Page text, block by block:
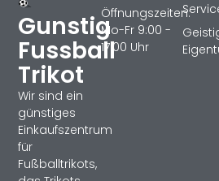
Gunstig
Fussball
Trikot
Wir sind ein
günstiges
Einkaufszentrum
für
Fußballtrikots,
Öffnungszeiten:
Mo-Fr 9:00 -
17:00 Uhr